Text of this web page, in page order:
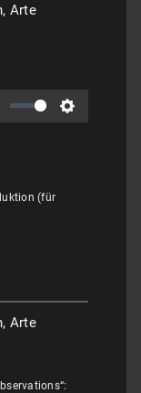
Arte
(für
Arte